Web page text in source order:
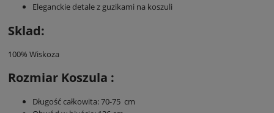
Eleganckie detale z guzikami na koszuli
Sklad:
100% Wiskoza
Rozmiar Koszula :
Długość całkowita: 70-75 cm